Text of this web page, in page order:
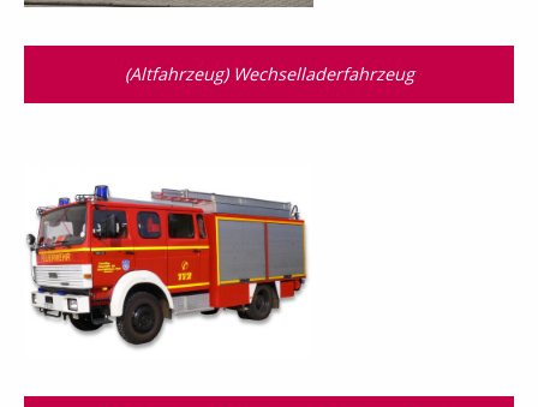
(Altfahrzeug) Wechselladerfahrzeug